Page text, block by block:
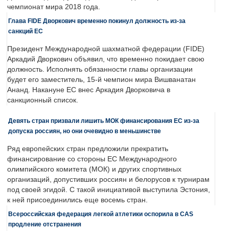
чемпионат мира 2018 года.
Глава FIDE Дворкович временно покинул должность из-за
санкций ЕС
Президент Международной шахматной федерации (FIDE)
Аркадий Дворкович объявил, что временно покидает свою
должность. Исполнять обязанности главы организации
будет его заместитель, 15-й чемпион мира Вишванатан
Ананд. Накануне ЕС внес Аркадия Дворковича в
санкционный список.
Девять стран призвали лишить МОК финансирования ЕС из-за
допуска россиян, но они очевидно в меньшинстве
Ряд европейских стран предложили прекратить
финансирование со стороны ЕС Международного
олимпийского комитета (МОК) и других спортивных
организаций, допустивших россиян и белорусов к турнирам
под своей эгидой. С такой инициативой выступила Эстония,
к ней присоединились еще восемь стран.
Всероссийская федерация легкой атлетики оспорила в CAS
продление отстранения